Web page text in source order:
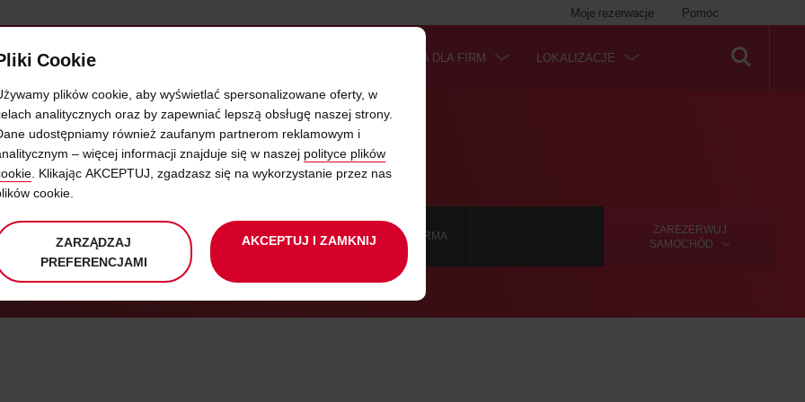
Pomoc
Moje rezerwacje
SAMOOBSŁUGOWE OFERTA DLA FIRM LOKALIZACJE
NOWE LOGO AVIS
ZAREZERWUJ
SAMOCHÓD
BIZNESU 2014 AVIS Z SUKCESEM CERTYFIKAT RZETELNA FIRMA
Cookie
plików cookie, aby wyświetlać spersonalizowane oferty, w
analitycznych oraz by zapewniać lepszą obsługę naszej strony.
udostępniamy również zaufanym partnerom reklamowym i
– więcej informacji znajduje się w naszej polityce plików
. Klikając AKCEPTUJ, zgadzasz się na wykorzystanie przez nas
cookie.
ZARZĄDZAJ
PREFERENCJAMI
AKCEPTUJ I ZAMKNIJ